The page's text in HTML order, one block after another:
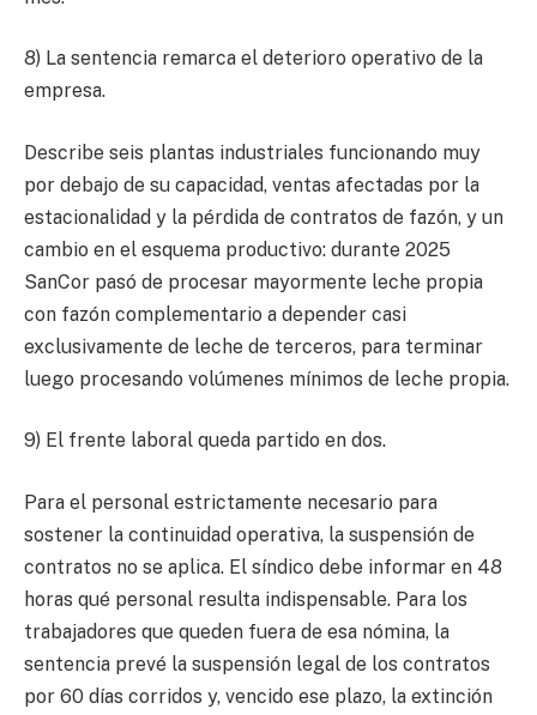
8) La sentencia remarca el deterioro operativo de la
empresa.
Describe seis plantas industriales funcionando muy
por debajo de su capacidad, ventas afectadas por la
estacionalidad y la pérdida de contratos de fazón, y un
cambio en el esquema productivo: durante 2025
SanCor pasó de procesar mayormente leche propia
con fazón complementario a depender casi
exclusivamente de leche de terceros, para terminar
luego procesando volúmenes mínimos de leche propia.
9) El frente laboral queda partido en dos.
Para el personal estrictamente necesario para
sostener la continuidad operativa, la suspensión de
contratos no se aplica. El síndico debe informar en 48
horas qué personal resulta indispensable. Para los
trabajadores que queden fuera de esa nómina, la
sentencia prevé la suspensión legal de los contratos
por 60 días corridos y, vencido ese plazo, la extinción